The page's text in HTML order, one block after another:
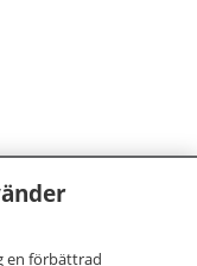
en förbättrad